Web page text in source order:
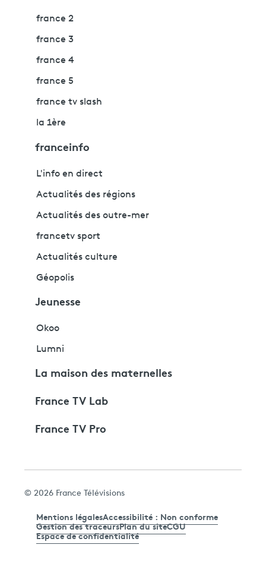
france 2
france 3
france 4
france 5
france tv slash
la 1ère
franceinfo
L'info en direct
Actualités des régions
Actualités des outre-mer
francetv sport
Actualités culture
Géopolis
Jeunesse
Okoo
Lumni
La maison des maternelles
France TV Lab
France TV Pro
© 2026 France Télévisions
Mentions légalesAccessibilité : Non conforme
Gestion des traceursPlan du siteCGU
Espace de confidentialité